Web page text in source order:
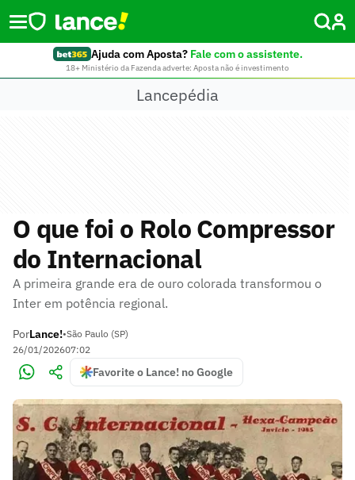
Ajuda com Aposta? Fale com o assistente.
18+ Ministério da Fazenda adverte: Aposta não é investimento
Lancepédia
O que foi o Rolo Compressor
do Internacional
A primeira grande era de ouro colorada transformou o
Inter em potência regional.
PorLance!•São Paulo (SP)
26/01/202607:02
Favorite o Lance! no Google